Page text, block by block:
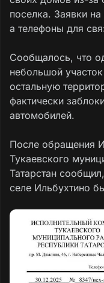
поселка. Заявки
а телефоны для
Сообщалось, что
небольшой
остальную
фактически
автомобилей.
После обращения
Тукаевского
Татарстан
селе Ильбухтино